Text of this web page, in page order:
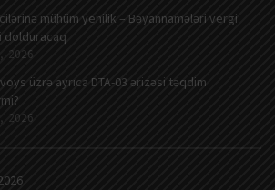
mühüm yenilik – Bəyannamələri vergi
dolduracaq
2026
üzrə ayrıca DTA-03 ərizəsi təqdim
2026